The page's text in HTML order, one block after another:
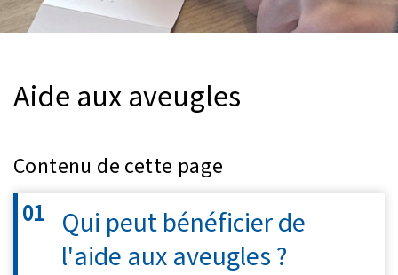
Aide aux aveugles
Contenu de cette page
Qui peut bénéficier de
l'aide aux aveugles ?